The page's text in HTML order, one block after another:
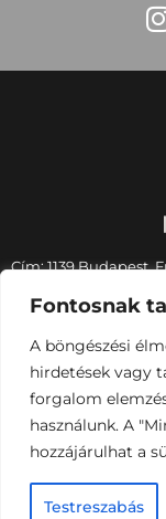
Fontosnak
A böngészési
hirdetések vagy
forgalom
használunk. A
hozzájárulhat a
Testreszabás
Cím: 1139 Budapest,
Kempo edzések:+36
Email:
Copyright